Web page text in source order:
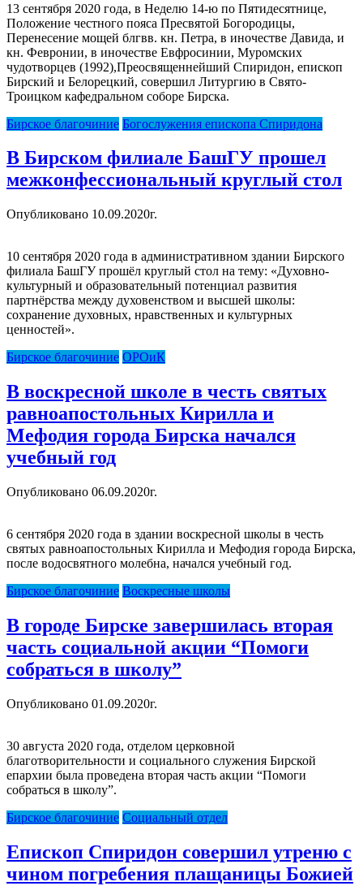
13 сентября 2020 года, в Неделю 14-ю по Пятидесятнице,
Положение честного пояса Пресвятой Богородицы,
Перенесение мощей блгвв. кн. Петра, в иночестве Давида, и
кн. Февронии, в иночестве Евфросинии, Муромских
чудотворцев (1992),Преосвященнейший Спиридон, епископ
Бирский и Белорецкий, совершил Литургию в Свято-
Троицком кафедральном соборе Бирска.
Бирское благочиние Богослужения епископа Спиридона
В Бирском филиале БашГУ прошел
межконфессиональный круглый стол
Опубликовано 10.09.2020г.
10 сентября 2020 года в административном здании Бирского
филиала БашГУ прошёл круглый стол на тему: «Духовно-
культурный и образовательный потенциал развития
партнёрства между духовенством и высшей школы:
сохранение духовных, нравственных и культурных
ценностей».
Бирское благочиние ОРОиК
В воскресной школе в честь святых
равноапостольных Кирилла и
Мефодия города Бирска начался
учебный год
Опубликовано 06.09.2020г.
6 сентября 2020 года в здании воскресной школы в честь
святых равноапостольных Кирилла и Мефодия города Бирска,
после водосвятного молебна, начался учебный год.
Бирское благочиние Воскресные школы
В городе Бирске завершилась вторая
часть социальной акции “Помоги
собраться в школу”
Опубликовано 01.09.2020г.
30 августа 2020 года, отделом церковной
благотворительности и социального служения Бирской
епархии была проведена вторая часть акции “Помоги
собраться в школу”.
Бирское благочиние Социальный отдел
Епископ Спиридон совершил утреню с
чином погребения плащаницы Божией